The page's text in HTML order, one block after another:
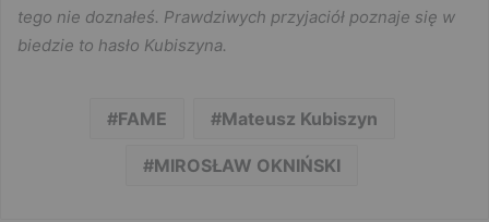
tego nie doznałeś. Prawdziwych przyjaciół poznaje się w
biedzie to hasło Kubiszyna.
FAME Mateusz Kubiszyn
MIROSŁAW OKNIŃSKI